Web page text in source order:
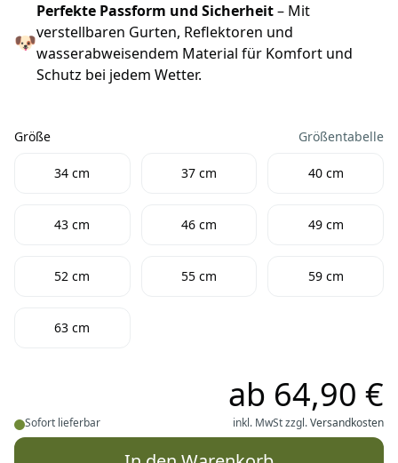
🐶
Perfekte Passform und Sicherheit– Mit
verstellbaren Gurten, Reflektoren und
wasserabweisendem Material für Komfort und
Schutz bei jedem Wetter.
Größe Größentabelle
34 cm 37 cm 40 cm
43 cm 46 cm 49 cm
52 cm 55 cm 59 cm
63 cm
Sofort lieferbar
ab 64,90 €
inkl. MwSt zzgl.Versandkosten